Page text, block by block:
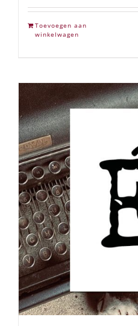
Toevoegen aan
winkelwagen